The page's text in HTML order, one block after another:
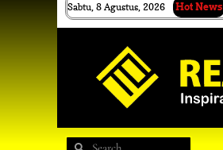
Sabtu, 8 Agustus, 2026 Hot News
Search
Search